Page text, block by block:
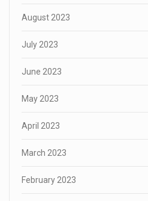
August 2023
July 2023
June 2023
May 2023
April 2023
March 2023
February 2023